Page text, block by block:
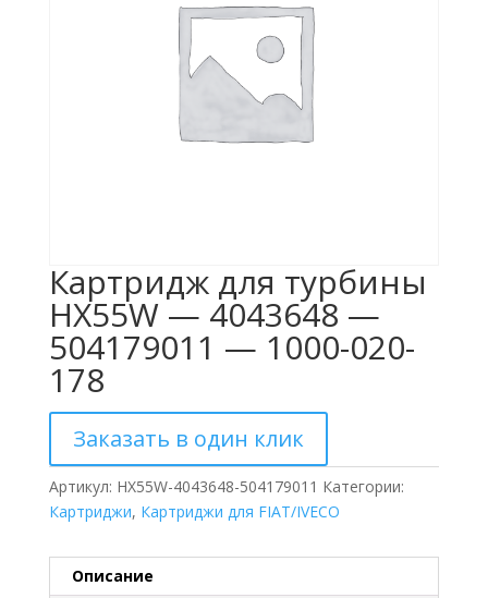
Картридж для турбины
HX55W — 4043648 —
504179011 — 1000-020-
178
Заказать в один клик
Артикул: HX55W-4043648-504179011 Категории:
Картриджи, Картриджи для FIAT/IVECO
Описание